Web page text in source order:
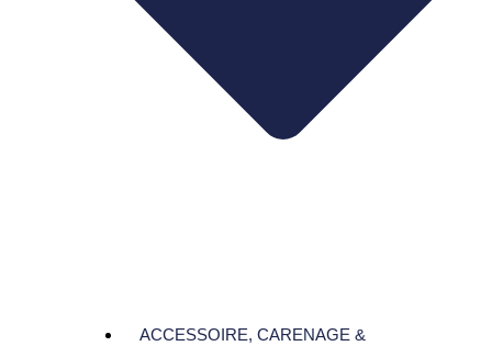
ACCESSOIRE, CARENAGE &